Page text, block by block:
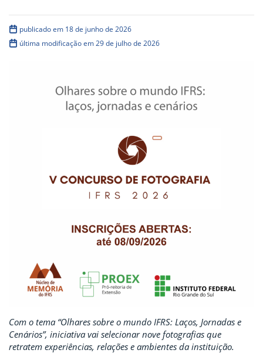
publicado em 18 de junho de 2026
última modificação em 29 de julho de 2026
Com o tema “Olhares sobre o mundo IFRS: Laços, Jornadas e
Cenários”, iniciativa vai selecionar nove fotografias que
retratem experiências, relações e ambientes da instituição.